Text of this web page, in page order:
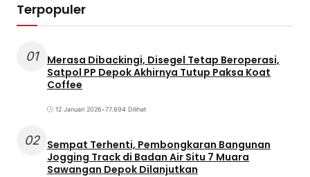
Terpopuler
01
Merasa Dibackingi, Disegel Tetap Beroperasi,
Satpol PP Depok Akhirnya Tutup Paksa Koat
Coffee
12 Januari 2026•77.894 Dilihat
02 Sempat Terhenti, Pembongkaran Bangunan
Jogging Track di Badan Air Situ 7 Muara
Sawangan Depok Dilanjutkan